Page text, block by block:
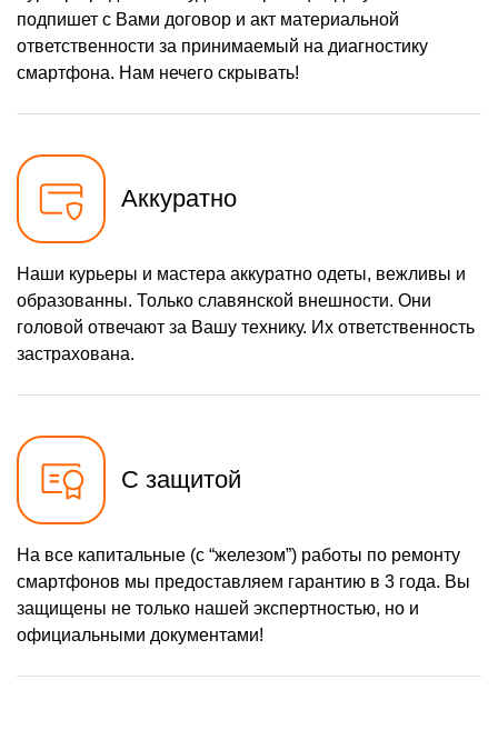
подпишет с Вами договор и акт материальной
ответственности за принимаемый на диагностику
смартфона. Нам нечего скрывать!
Аккуратно
Наши курьеры и мастера аккуратно одеты, вежливы и
образованны. Только славянской внешности. Они
головой отвечают за Вашу технику. Их ответственность
застрахована.
С защитой
На все капитальные (с “железом”) работы по ремонту
смартфонов мы предоставляем гарантию в 3 года. Вы
защищены не только нашей экспертностью, но и
официальными документами!